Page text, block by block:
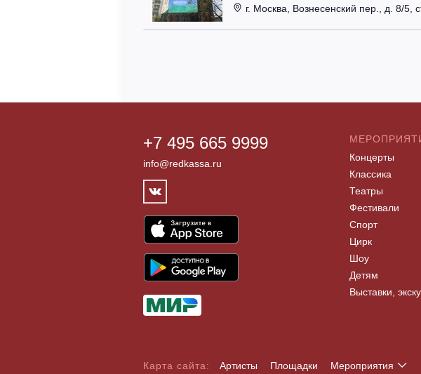
г. Москва, Вознесенский пер., д. 8/5,
+7 495 665 9999
info@redkassa.ru
Концерты
Классика
Театры
Фестивали
Спорт
Цирк
Шоу
Детям
Выставки,
Карта сайта: Артисты Площадки Мероприятия